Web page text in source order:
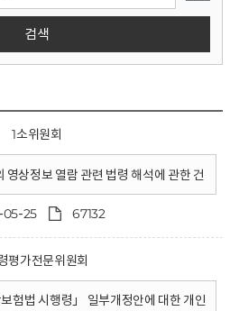
검색
1소위원회
상정보 열람 관련 법령 해석에 관한 건
25 67132
평가전문위원회
험법 시행령」 일부개정안에 대한 개인